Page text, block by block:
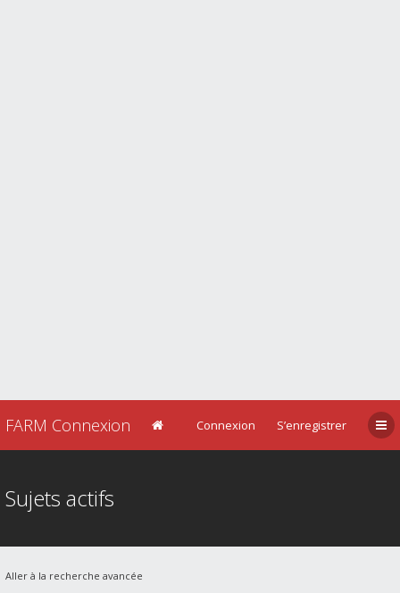
FARM Connexion Connexion S’enregistrer
Sujets actifs
Aller à la recherche avancée